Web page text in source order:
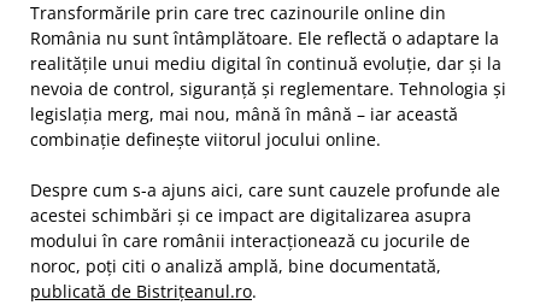
Transformările prin care trec cazinourile online din
România nu sunt întâmplătoare. Ele reflectă o adaptare la
realitățile unui mediu digital în continuă evoluție, dar și la
nevoia de control, siguranță și reglementare. Tehnologia și
legislația merg, mai nou, mână în mână – iar această
combinație definește viitorul jocului online.
Despre cum s-a ajuns aici, care sunt cauzele profunde ale
acestei schimbări și ce impact are digitalizarea asupra
modului în care românii interacționează cu jocurile de
noroc, poți citi o analiză amplă, bine documentată,
publicată de Bistrițeanul.ro.